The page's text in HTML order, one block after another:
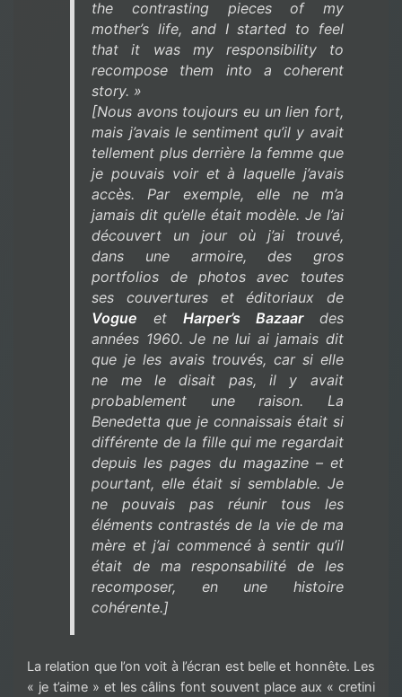
the contrasting pieces of my
mother’s life, and I started to feel
that it was my responsibility to
recompose them into a coherent
story. »
[Nous avons toujours eu un lien fort,
mais j’avais le sentiment qu’il y avait
tellement plus derrière la femme que
je pouvais voir et à laquelle j’avais
accès. Par exemple, elle ne m’a
jamais dit qu’elle était modèle. Je l’ai
découvert un jour où j’ai trouvé,
dans une armoire, des gros
portfolios de photos avec toutes
ses couvertures et éditoriaux de
Vogue etHarper’s Bazaardes
années 1960. Je ne lui ai jamais dit
que je les avais trouvés, car si elle
ne me le disait pas, il y avait
probablement une raison. La
Benedetta que je connaissais était si
différente de la fille qui me regardait
depuis les pages du magazine – et
pourtant, elle était si semblable. Je
ne pouvais pas réunir tous les
éléments contrastés de la vie de ma
mère et j’ai commencé à sentir qu’il
était de ma responsabilité de les
recomposer, en une histoire
cohérente.]
La relation que l’on voit à l’écran est belle et honnête. Les
« je t’aime » et les câlins font souvent place aux « cretini